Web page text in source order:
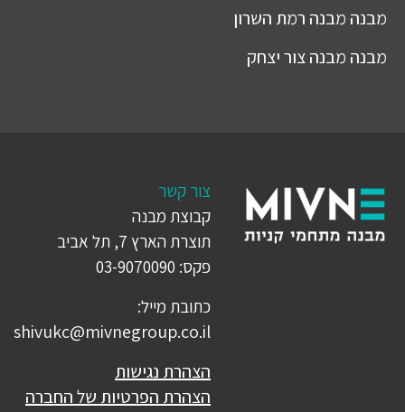
מבנה מבנה רמת השרון
מבנה מבנה צור יצחק
צור קשר
קבוצת מבנה
תוצרת הארץ 7, תל אביב
פקס: 03-9070090
כתובת מייל:
shivukc@mivnegroup.co.il
הצהרת נגישות
הצהרת הפרטיות של החברה